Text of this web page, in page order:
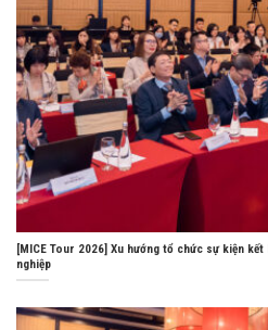
[MICE Tour 2026] Xu hướng tổ chức sự kiện
nghiệp